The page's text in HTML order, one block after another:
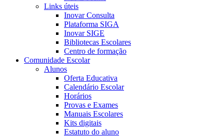
Links úteis
Inovar Consulta
Plataforma SIGA
Inovar SIGE
Bibliotecas Escolares
Centro de formação
Comunidade Escolar
Alunos
Oferta Educativa
Calendário Escolar
Horários
Provas e Exames
Manuais Escolares
Kits digitais
Estatuto do aluno